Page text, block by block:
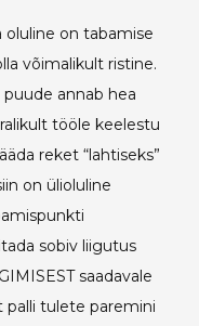
on tabamise
võimalikult ristine.
annab hea
tööle keelestu
reket “lahtiseks”
on ülioluline
sobiv liigutus
saadavale
palli tulete paremini